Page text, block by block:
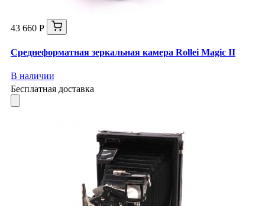
43 660 Р
Среднеформатная зеркальная камера Rollei Magic II
В наличии
Бесплатная доставка